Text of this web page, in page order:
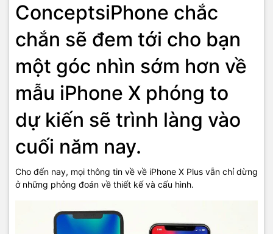
ConceptsiPhone chắc
chắn sẽ đem tới cho bạn
một góc nhìn sớm hơn về
mẫu iPhone X phóng to
dự kiến sẽ trình làng vào
cuối năm nay.
Cho đến nay, mọi thông tin về về iPhone X Plus vẫn chỉ dừng
ở những phỏng đoán về thiết kế và cấu hình.